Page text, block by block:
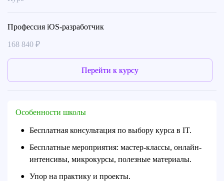
Профессия iOS-разработчик
168 840 ₽
Перейти к курсу
Особенности школы
● Бесплатная консультация по выбору курса в IT.
●
Бесплатные мероприятия: мастер-классы, онлайн-
интенсивы, микрокурсы, полезные материалы.
● Упор на практику и проекты.